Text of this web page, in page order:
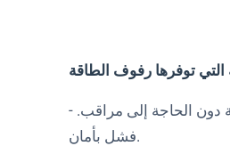
- الأمان: يتيح لك أمان دبابيس الإمساك القابلة للتعديل إمكانية الرفع بثقة عند الشدات العالية دون الحاجة إلى مراقب.
فشل بأمان.